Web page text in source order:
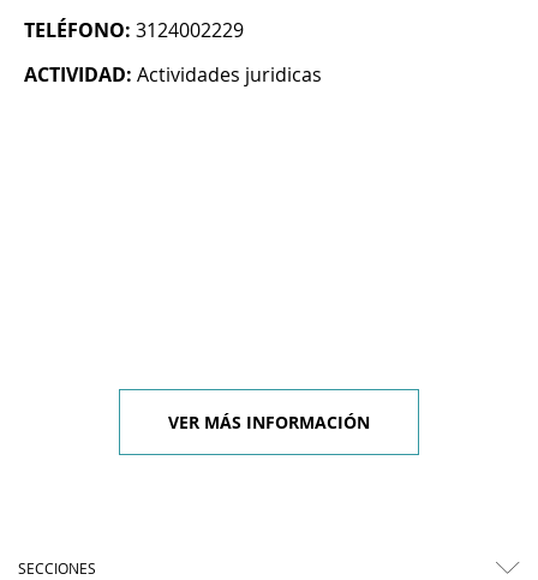
TELÉFONO: 3124002229
ACTIVIDAD: Actividades juridicas
VER MÁS INFORMACIÓN
SECCIONES